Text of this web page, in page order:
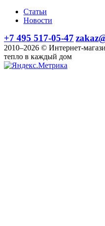
Статьи
Новости
+7 495 517-05-47
2010–2026 © Интернет-
тепло в каждый дом